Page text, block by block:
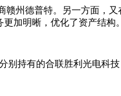
州德普特。另一方面，
加明晰，优化了资产结构。
持有的合联胜利光电科技